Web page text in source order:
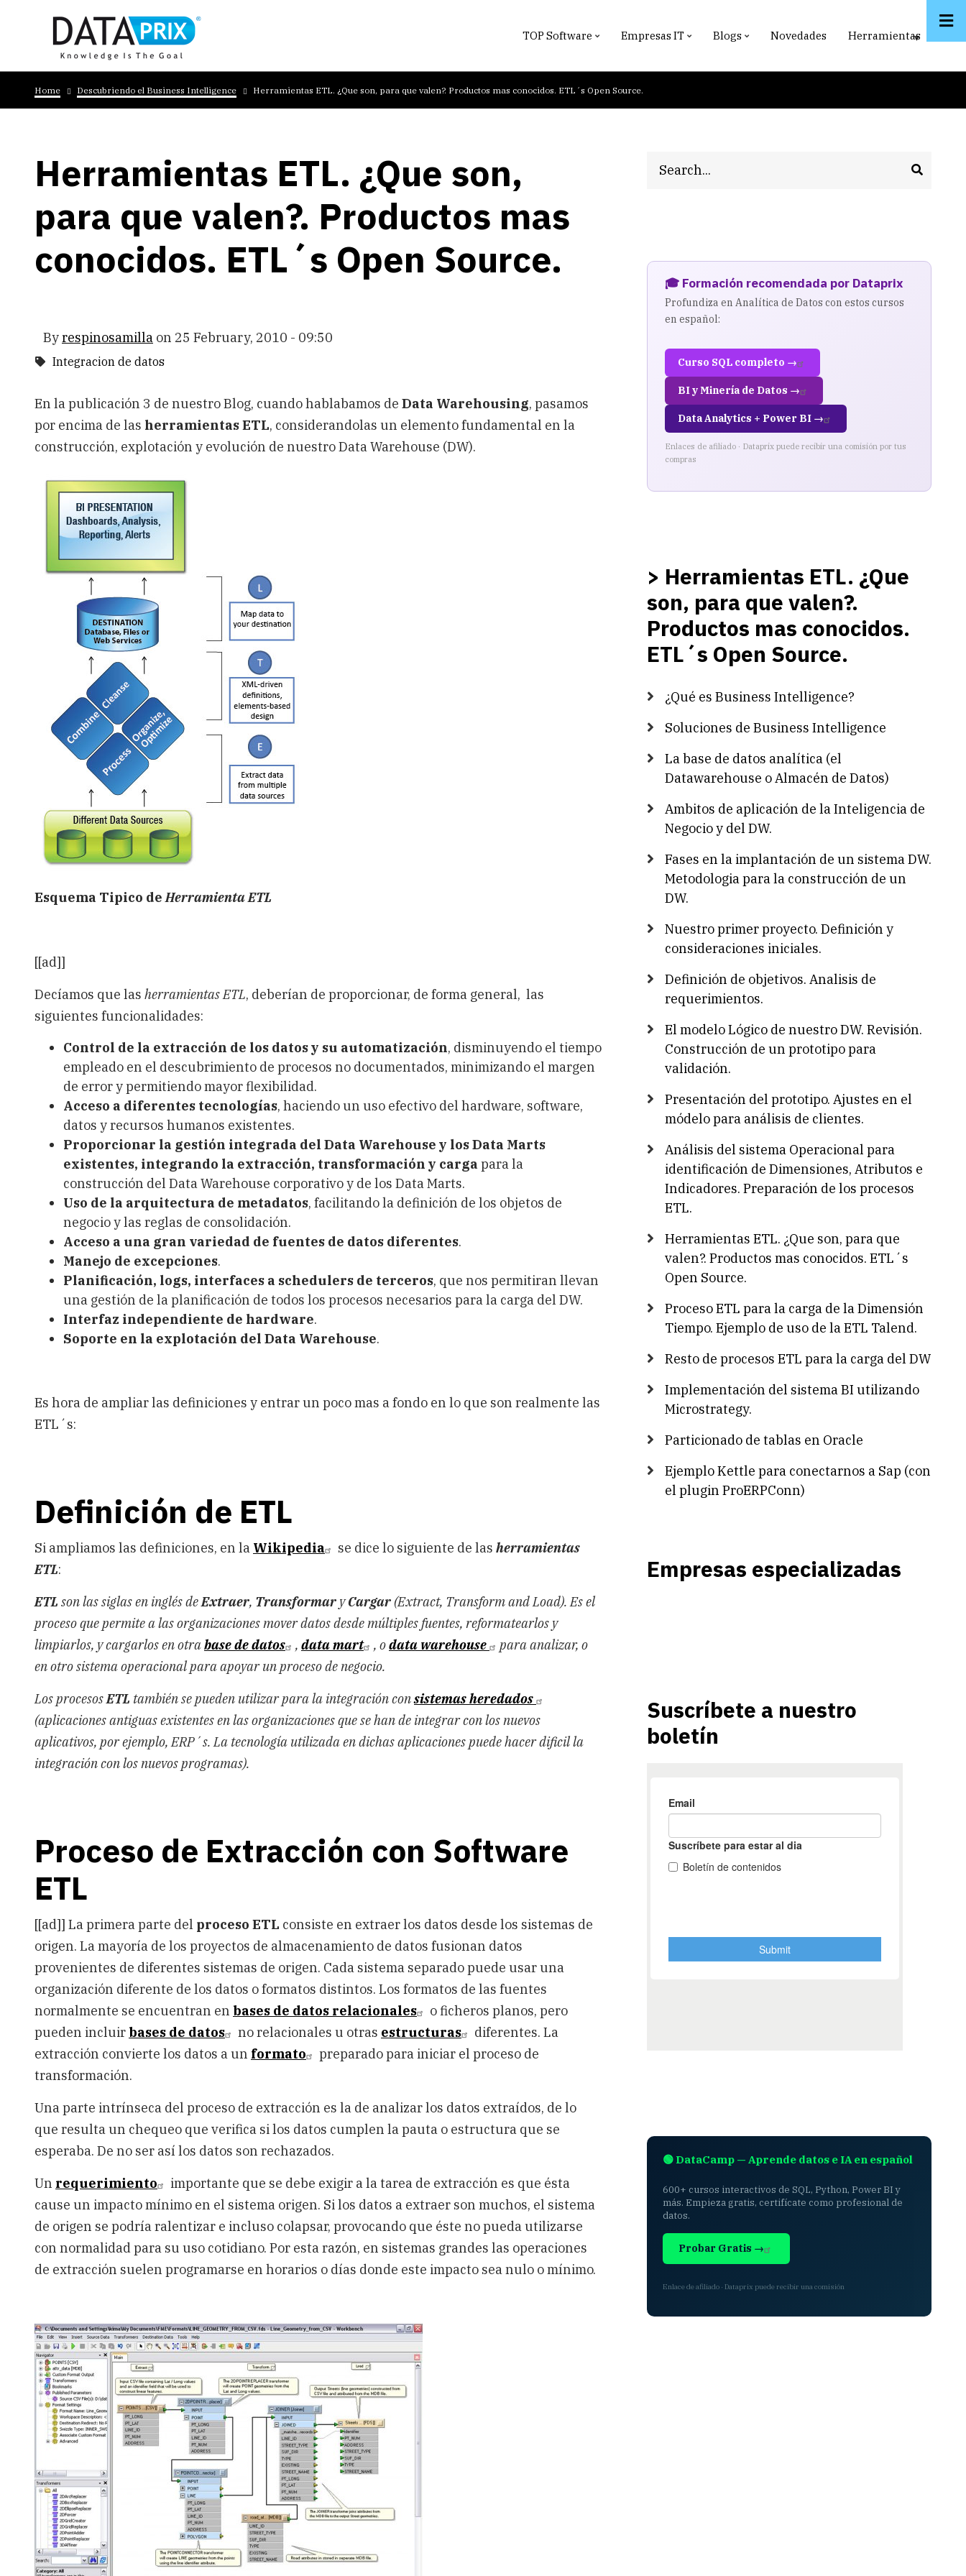
content
TOP Software Empresas IT Blogs Novedades Herramientas
Breadcrumb
Home Descubriendo el Business Intelligence Herramientas ETL. ¿Que son, para que valen?. Productos mas conocidos. ETL´s Open Source.
Herramientas ETL. ¿Que son,
para que valen?. Productos mas
conocidos. ETL´s Open Source.
Byrespinosamilla on 25 February, 2010 - 09:50
Integracion de datos
En la publicación 3 de nuestro Blog, cuando hablabamos de Data Warehousing, pasamos
por encima de las herramientas ETL, considerandolas un elemento fundamental en la
construcción, explotación y evolución de nuestro Data Warehouse (DW).
Esquema Tipico deHerramienta ETL
[[ad]]
Decíamos que las herramientas ETL, deberían de proporcionar, de forma general, las
siguientes funcionalidades:
Control de la extracción de los datos y su automatización, disminuyendo el tiempo
empleado en el descubrimiento de procesos no documentados, minimizando el margen
de error y permitiendo mayor flexibilidad.
Acceso a diferentes tecnologías, haciendo un uso efectivo del hardware, software,
datos y recursos humanos existentes.
Proporcionar la gestión integrada del Data Warehouse y los Data Marts
existentes, integrando la extracción, transformación y carga para la
construcción del Data Warehouse corporativo y de los Data Marts.
Uso de la arquitectura de metadatos, facilitando la definición de los objetos de
negocio y las reglas de consolidación.
Acceso a una gran variedad de fuentes de datos diferentes.
Manejo de excepciones.
Planificación, logs, interfaces a schedulers de terceros, que nos permitiran llevan
una gestión de la planificación de todos los procesos necesarios para la carga del DW.
Interfaz independiente de hardware.
Soporte en la explotación del Data Warehouse.
Es hora de ampliar las definiciones y entrar un poco mas a fondo en lo que son realmente las
ETL´s:
Definición de ETL
Si ampliamos las definiciones, en la Wikipedia se dice lo siguiente de las herramientas
ETL:
ETL son las siglas en inglés deExtraer, Transformar yCargar (Extract, Transform and Load). Es el
proceso que permite a las organizaciones mover datos desde múltiples fuentes, reformatearlos y
limpiarlos, y cargarlos en otrabase de datos , data mart , odata warehouse
para analizar, o
en otro sistema operacional para apoyar un proceso de negocio.
Los procesosETL también se pueden utilizar para la integración consistemas heredados
(aplicaciones antiguas existentes en las organizaciones que se han de integrar con los nuevos
aplicativos, por ejemplo, ERP´s. La tecnología utilizada en dichas aplicaciones puede hacer dificil la
integración con los nuevos programas).
Proceso de Extracción con Software
ETL
[[ad]] La primera parte del proceso ETL consiste en extraer los datos desde los sistemas de
origen. La mayoría de los proyectos de almacenamiento de datos fusionan datos
provenientes de diferentes sistemas de origen. Cada sistema separado puede usar una
organización diferente de los datos o formatos distintos. Los formatos de las fuentes
normalmente se encuentran en bases de datos relacionales
o ficheros planos, pero
pueden incluir bases de datos no relacionales u otras estructuras
diferentes. La
extracción convierte los datos a un formato
preparado para iniciar el proceso de
transformación.
Una parte intrínseca del proceso de extracción es la de analizar los datos extraídos, de lo
que resulta un chequeo que verifica si los datos cumplen la pauta o estructura que se
esperaba. De no ser así los datos son rechazados.
Un requerimiento
importante que se debe exigir a la tarea de extracción es que ésta
cause un impacto mínimo en el sistema origen. Si los datos a extraer son muchos, el sistema
de origen se podría ralentizar e incluso colapsar, provocando que éste no pueda utilizarse
con normalidad para su uso cotidiano. Por esta razón, en sistemas grandes las operaciones
de extracción suelen programarse en horarios o días donde este impacto sea nulo o mínimo.
🎓 Formación recomendada por Dataprix
Profundiza en Analítica de Datos con estos cursos
en español:
Curso SQL completo →
BI y Minería de Datos →
Data Analytics + Power BI →
Enlaces de afiliado · Dataprix puede recibir una comisión por tus
compras
> Herramientas ETL. ¿Que
son, para que valen?.
Productos mas conocidos.
ETL´s Open Source.
¿Qué es Business Intelligence?
Soluciones de Business Intelligence
La base de datos analítica (el
Datawarehouse o Almacén de Datos)
Ambitos de aplicación de la Inteligencia de
Negocio y del DW.
Fases en la implantación de un sistema DW.
Metodologia para la construcción de un
DW.
Nuestro primer proyecto. Definición y
consideraciones iniciales.
Definición de objetivos. Analisis de
requerimientos.
El modelo Lógico de nuestro DW. Revisión.
Construcción de un prototipo para
validación.
Presentación del prototipo. Ajustes en el
módelo para análisis de clientes.
Análisis del sistema Operacional para
identificación de Dimensiones, Atributos e
Indicadores. Preparación de los procesos
ETL.
Herramientas ETL. ¿Que son, para que
valen?. Productos mas conocidos. ETL´s
Open Source.
Proceso ETL para la carga de la Dimensión
Tiempo. Ejemplo de uso de la ETL Talend.
Resto de procesos ETL para la carga del DW
Implementación del sistema BI utilizando
Microstrategy.
Particionado de tablas en Oracle
Ejemplo Kettle para conectarnos a Sap (con
el plugin ProERPConn)
Empresas especializadas
Suscríbete a nuestro
boletín
🟢 DataCamp — Aprende datos e IA en español
600+ cursos interactivos de SQL, Python, Power BI y
más. Empieza gratis, certifícate como profesional de
datos.
Probar Gratis →
Enlace de afiliado · Dataprix puede recibir una comisión